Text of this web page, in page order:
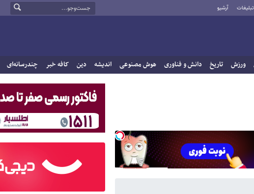
تبلیغات آرشیو
ورزش تاریخ دانش و فناوری هوش مصنوعی اندیشه دین کافه خبر چندرسانه‌ای